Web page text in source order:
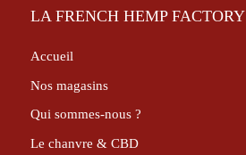
LA FRENCH HEMP FACTORY
Accueil
Nos magasins
Qui sommes-nous ?
Le chanvre & CBD